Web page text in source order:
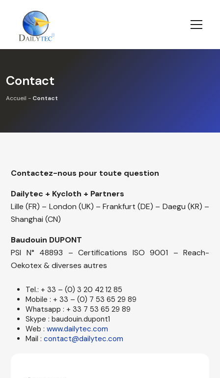
Contact
Accueil - Contact
Contactez-nous pour toute question
Dailytec + Kycloth + Partners
Lille (FR) – London (UK) – Frankfurt (DE) – Daegu (KR) –
Shanghai (CN)
Baudouin DUPONT
PSI N° 48893 – Certifications ISO 9001 – Reach-
Oekotex & diverses autres
Tel.: + 33 – (0) 3 20 42 12 85
Mobile : + 33 – (0) 7 53 65 29 89
Whatsapp : + 33 7 53 65 29 89
Skype : baudouin.dupont1
Web : www.dailytec.com
Mail : contact@dailytec.com